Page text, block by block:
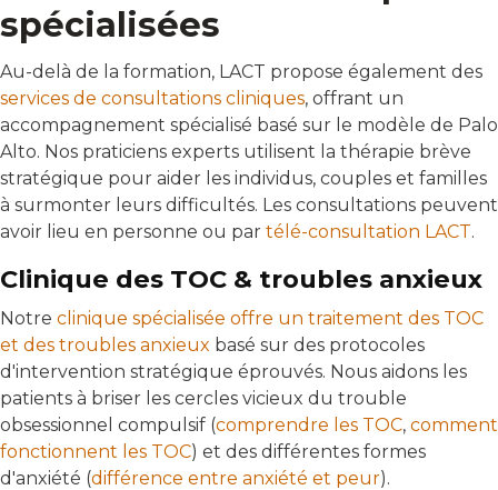
spécialisées
Au-delà de la formation, LACT propose également des
services de consultations cliniques, offrant un
accompagnement spécialisé basé sur le modèle de Palo
Alto. Nos praticiens experts utilisent la thérapie brève
stratégique pour aider les individus, couples et familles
à surmonter leurs difficultés. Les consultations peuvent
avoir lieu en personne ou par télé-consultation LACT.
Clinique des TOC & troubles anxieux
Notre clinique spécialisée offre un traitement des TOC
et des troubles anxieux basé sur des protocoles
d'intervention stratégique éprouvés. Nous aidons les
patients à briser les cercles vicieux du trouble
obsessionnel compulsif (comprendre les TOC, comment
fonctionnent les TOC) et des différentes formes
d'anxiété (différence entre anxiété et peur).